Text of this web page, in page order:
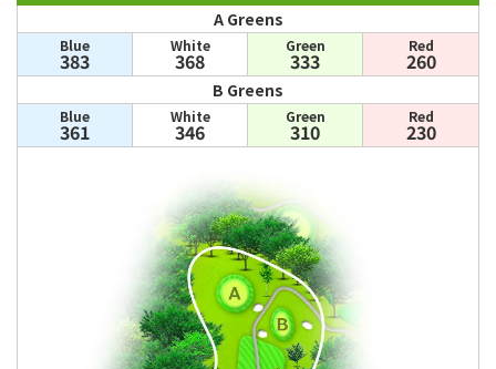
A Greens
Blue
383
White
368
Green
333
Red
260
B Greens
Blue
361
White
346
Green
310
Red
230